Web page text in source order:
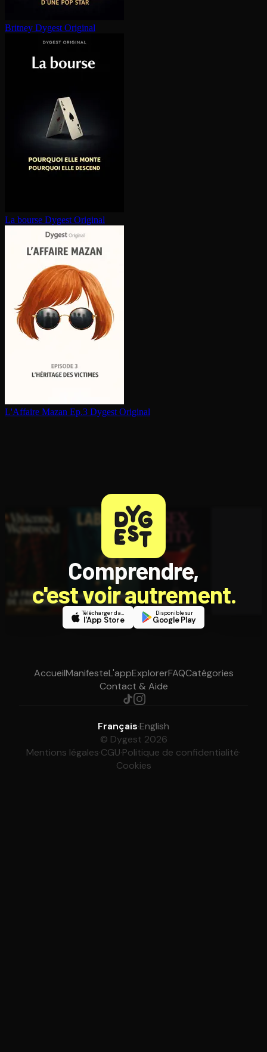
Britney Dygest Original
La bourse Dygest Original
L'Affaire Mazan Ep.3 Dygest Original
Comprendre,
c'est voir autrement.
Télécharger dans
l'App Store
Disponible sur
Google Play
AccueilManifesteL'appExplorerFAQCatégories
Contact & Aide
Français·English
© Dygest 2026
Mentions légales·CGU·Politique de confidentialité·
Cookies